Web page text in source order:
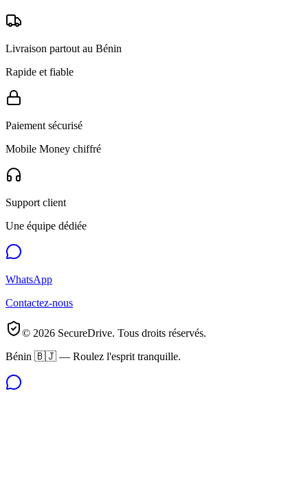
Livraison partout au Bénin
Rapide et fiable
Paiement sécurisé
Mobile Money chiffré
Support client
Une équipe dédiée
WhatsApp
Contactez-nous
© 2026 SecureDrive. Tous droits réservés.
Bénin 🇧🇯 — Roulez l'esprit tranquille.